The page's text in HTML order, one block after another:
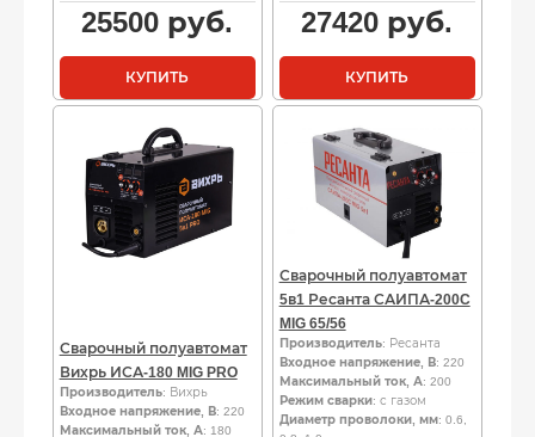
25500 руб.
КУПИТЬ
27420 руб.
КУПИТЬ
Сварочный полуавтомат
Вихрь ИСА-180 MIG PRO
Производитель: Вихрь
Входное напряжение, В: 220
Максимальный ток, А: 180
Сварочный полуавтомат
5в1 Ресанта САИПА-200C
MIG 65/56
Производитель: Ресанта
Входное напряжение, В: 220
Максимальный ток, А: 200
Режим сварки: с газом
Диаметр проволоки, мм: 0.6,